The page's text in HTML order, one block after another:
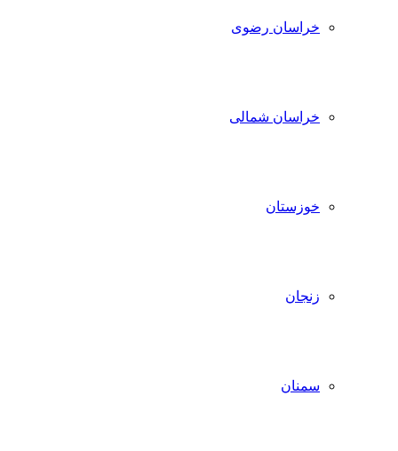
خراسان رضوی
خراسان شمالی
خوزستان
زنجان
سمنان